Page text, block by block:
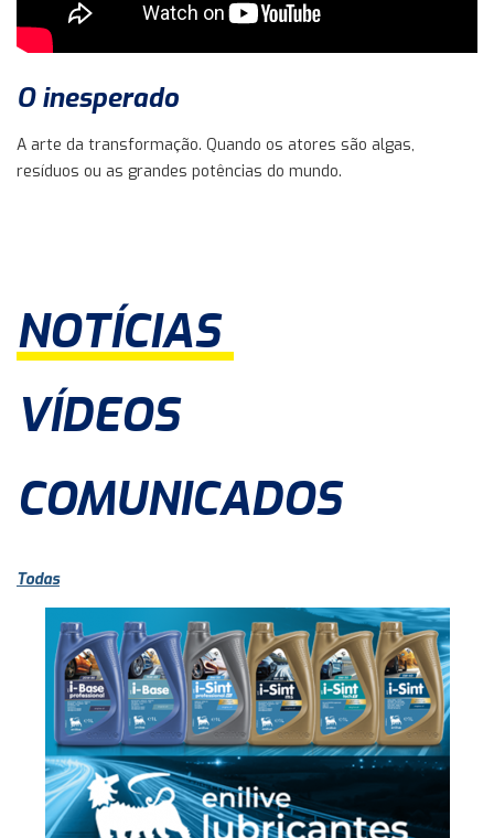
O inesperado
A arte da transformação. Quando os atores são algas,
resíduos ou as grandes potências do mundo.
NOTÍCIAS
VÍDEOS
COMUNICADOS
Todas